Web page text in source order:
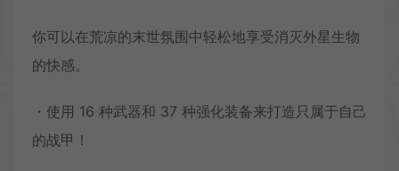
你可以在荒凉的末世氛围中轻松地享受消灭外星生物
的快感。
・使用 16 种武器和 37 种强化装备来打造只属于自己
的战甲！